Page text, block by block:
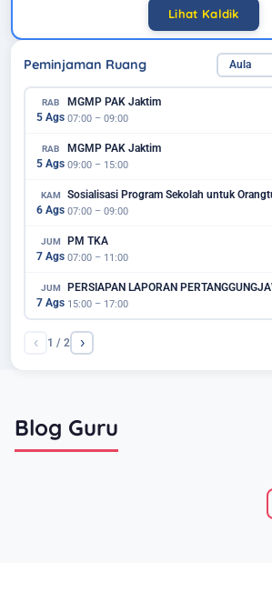
Lihat Kaldik
Peminjaman Ruang
RAB
5 Ags
MGMP PAK Jaktim
07:00 – 09:00
RAB
5 Ags
MGMP PAK Jaktim
09:00 – 15:00
KAM
6 Ags 07:00 – 09:00
JUM
7 Ags
PM TKA
07:00 – 11:00
JUM
7 Ags 15:00 – 17:00
‹ 1 / 2 ›
Blog Guru